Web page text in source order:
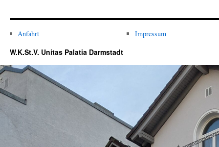
Anfahrt Impressum
W.K.St.V. Unitas Palatia Darmstadt